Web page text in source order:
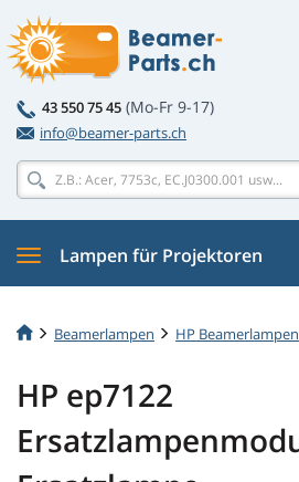
43 550 75 45 (Mo-Fr 9-17)
info@beamer-parts.ch
Lampen für Projektoren
Beamerlampen HP Beamerlampen
HP ep7122